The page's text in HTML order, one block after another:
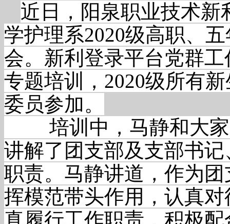
近日，阳泉职业技术新
学护理系2020级高职、
会。新利登录平台党群
专题培训，2020级所有
委员参加。
培训中，马静和大家
讲解了团支部及支部书
职责。马静讲道，作为
挥模范带头作用，认真